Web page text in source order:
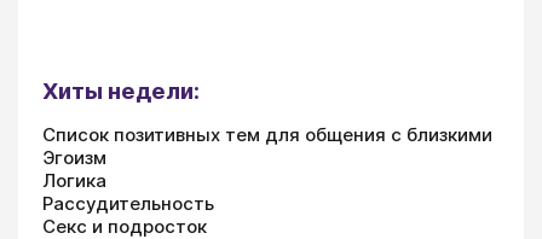
Хиты недели:
Список позитивных тем для общения с близкими
Эгоизм
Логика
Рассудительность
Секс и подросток